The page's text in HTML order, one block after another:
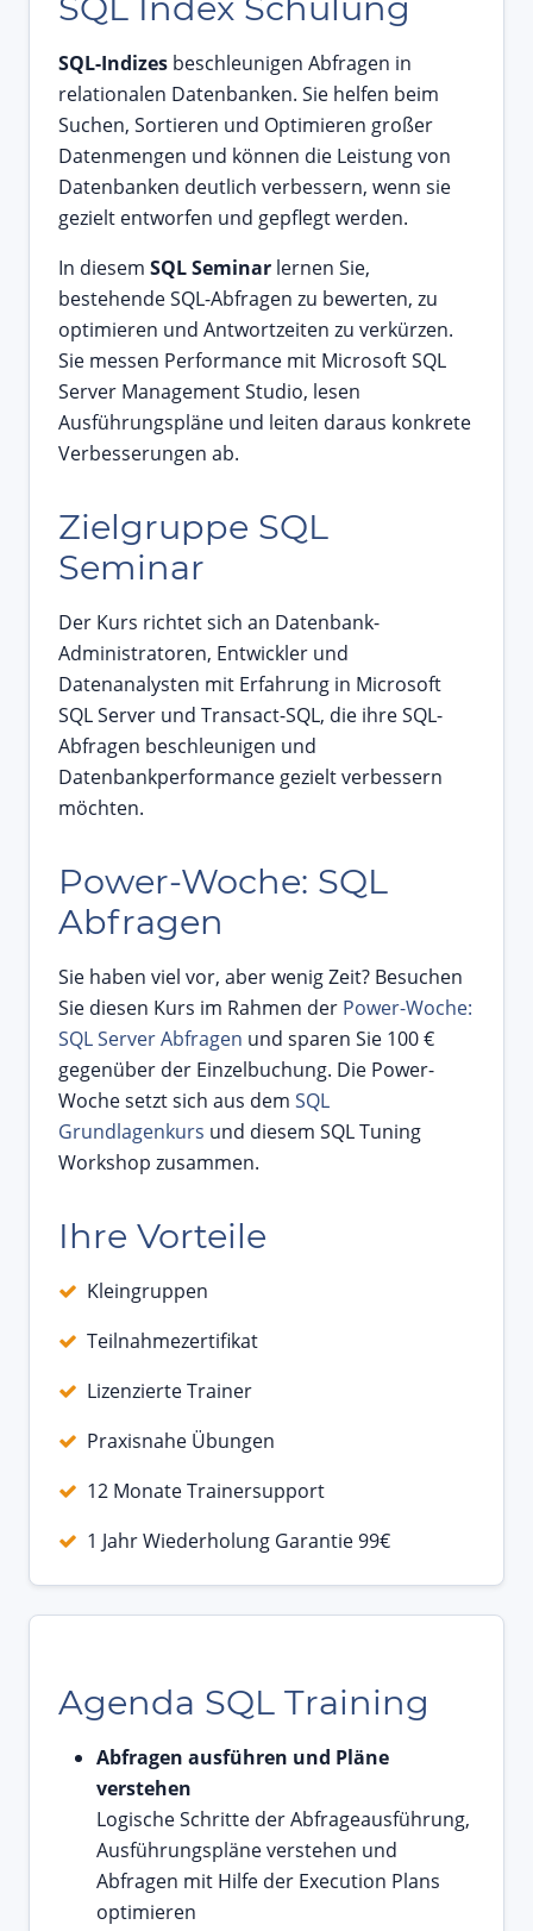
SQL-Indizes beschleunigen Abfragen in
relationalen Datenbanken. Sie helfen beim
Suchen, Sortieren und Optimieren großer
Datenmengen und können die Leistung von
Datenbanken deutlich verbessern, wenn sie
gezielt entworfen und gepflegt werden.
In diesem SQL Seminar lernen Sie,
bestehende SQL-Abfragen zu bewerten, zu
optimieren und Antwortzeiten zu verkürzen.
Sie messen Performance mit Microsoft SQL
Server Management Studio, lesen
Ausführungspläne und leiten daraus konkrete
Verbesserungen ab.
Zielgruppe SQL
Seminar
Der Kurs richtet sich an Datenbank-
Administratoren, Entwickler und
Datenanalysten mit Erfahrung in Microsoft
SQL Server und Transact-SQL, die ihre SQL-
Abfragen beschleunigen und
Datenbankperformance gezielt verbessern
möchten.
Power-Woche: SQL
Abfragen
Sie haben viel vor, aber wenig Zeit? Besuchen
Sie diesen Kurs im Rahmen der Power-Woche:
SQL Server Abfragen und sparen Sie 100 €
gegenüber der Einzelbuchung. Die Power-
Woche setzt sich aus dem SQL
Grundlagenkurs und diesem SQL Tuning
Workshop zusammen.
Ihre Vorteile
Kleingruppen
Teilnahmezertifikat
Lizenzierte Trainer
Praxisnahe Übungen
12 Monate Trainersupport
1 Jahr Wiederholung Garantie 99€
Agenda SQL Training
Abfragen ausführen und Pläne
verstehen
Logische Schritte der Abfrageausführung,
Ausführungspläne verstehen und
Abfragen mit Hilfe der Execution Plans
optimieren